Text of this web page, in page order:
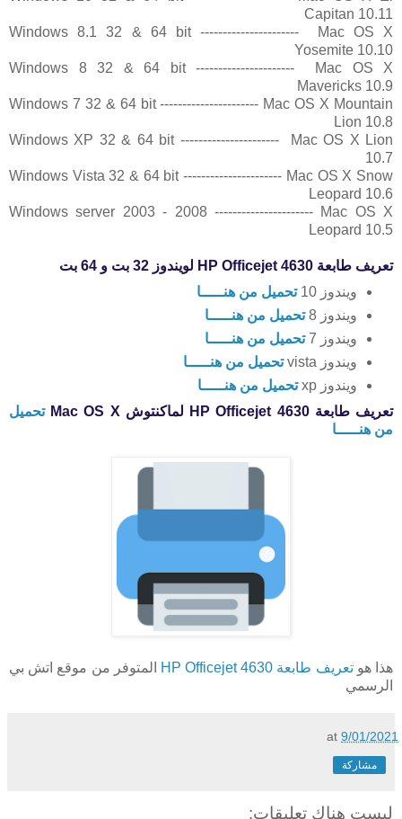
Capitan 10.11
Windows 8.1 32 & 64 bit ---------------------- Mac OS X
Yosemite 10.10
Windows 8 32 & 64 bit ---------------------- Mac OS X
Mavericks 10.9
Windows 7 32 & 64 bit ---------------------- Mac OS X Mountain
Lion 10.8
Windows XP 32 & 64 bit ---------------------- Mac OS X Lion
10.7
Windows Vista 32 & 64 bit ---------------------- Mac OS X Snow
Leopard 10.6
Windows server 2003 - 2008 ---------------------- Mac OS X
Leopard 10.5
تعريف طابعة HP Officejet 4630 لويندوز 32 بت و 64 بت
ويندوز 10
تحميل من هنـــــا
ويندوز 8
تحميل من هنـــــا
ويندوز 7
تحميل من هنـــــا
ويندوز vista
تحميل من هنـــــا
ويندوز xp
تحميل من هنـــــا
تعريف طابعة HP Officejet 4630 لماكنتوش
Mac OS X
تحميل
من هنـــــا
هذا هوتعريف طابعة HP Officejet 4630
المتوفر من موقع اتش بي
الرسمي
at9/01/2021
مشاركة
ليست هناك تعليقات: